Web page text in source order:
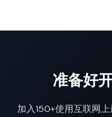
准备好
加入150+使用互联网